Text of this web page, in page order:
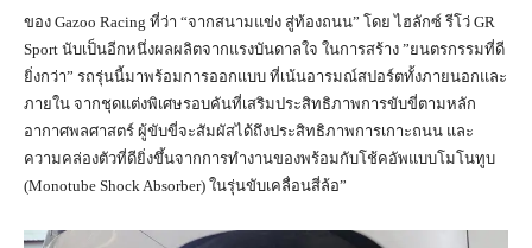
ของ Gazoo Racing ที่ว่า “จากสนามแข่ง สู่ท้องถนน” โดย ไฮลักซ์ รีโว่ GR
Sport นับเป็นอีกหนึ่งผลผลิตจากแรงบันดาลใจ ในการสร้าง ”ยนตรกรรมที่ดี
ยิ่งกว่า” รถรุ่นนี้มาพร้อมการออกแบบ ที่เน้นอารมณ์สปอร์ตทั้งภายนอกและ
ภายใน จากชุดแต่งพิเศษรอบคันที่เสริมประสิทธิภาพการขับขี่ตามหลัก
อากาศพลศาสตร์ ผู้ขับขี่จะสัมผัสได้ถึงประสิทธิภาพการเกาะถนน และ
ความคล่องตัวที่ดียิ่งขึ้นจากการทำงานของพร้อมกับโช้คอัพแบบโมโนทูบ
(Monotube Shock Absorber) ในรุ่นขับเคลื่อนสี่ล้อ”